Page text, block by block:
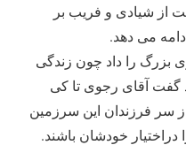
از شیادی و فریب بر
می دهد.
بزرگ را داد چون زندگی
گفت آقای رجوی تا کی
سر فرزندان این سرزمین
خودشان باشند.